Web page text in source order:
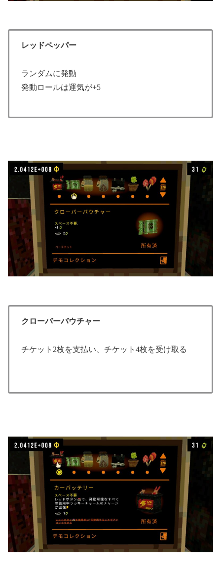
レッドペッパー
ランダムに発動
発動ロールは運気が+5
クローバーバウチャー
チケット2枚を支払い、チケット4枚を受け取る